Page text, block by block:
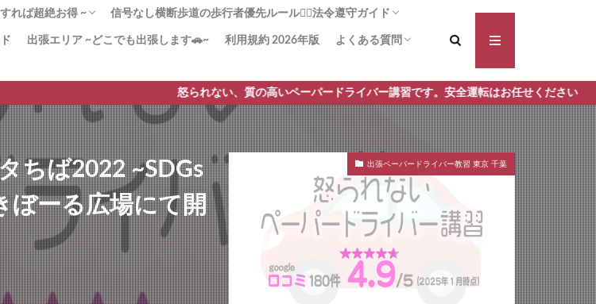
れば超絶お得 ~
たらこのプラン！
パードライバー講
ー講習
から学び直したい
ペーパードライバ
ライバー講習
信号なし横断歩道の歩行者優先ルール🚶‍♀️法令遵守ガイド
[動画]みんなも止まれる横断歩道！啓発は力なり
より安全な歩行者優先方法：追突被害の可能性を減らす
横断歩道の安全対策【横断歩道+1】事故や違反の減少に
横断歩道に自転車→停止義務は!?安全に通行する安心ガイ
【38条2項】横断歩道と対向車側の渋滞🚗 一時停止義務
出張エリア ~どこでも出張します🚗~ 利用規約 2026年版 よくある質問
認をしっかり予習！
るの？ ペーパードライバー講習 モロッコ屋
怒られない、質の高いペーパードライバー講習です。安全運転はお任せください
ちば2022 ~SDGs
ぼーる広場にて開
出張ペーパードライバー教習 東京 千葉